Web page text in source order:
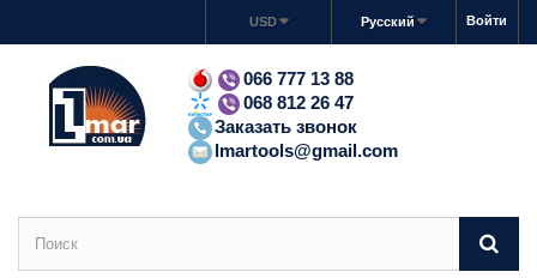
Войти
Русский
USD
066 777 13 88
068 812 26 47
Заказать звонок
lmartools@gmail.com